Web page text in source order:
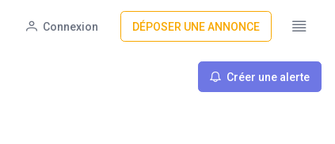
Connexion DÉPOSER UNE ANNONCE
Créer une alerte